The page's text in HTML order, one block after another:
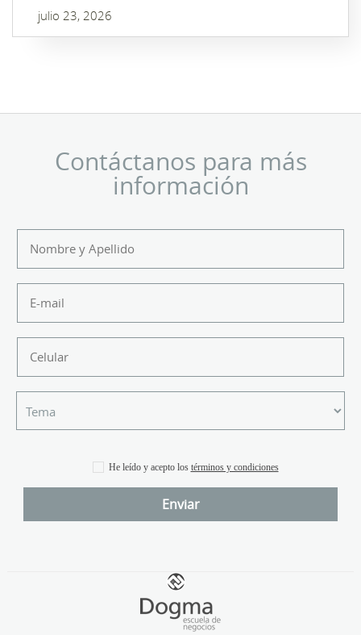
julio 23, 2026
Contáctanos para más
información
He leído y acepto los términos y condiciones